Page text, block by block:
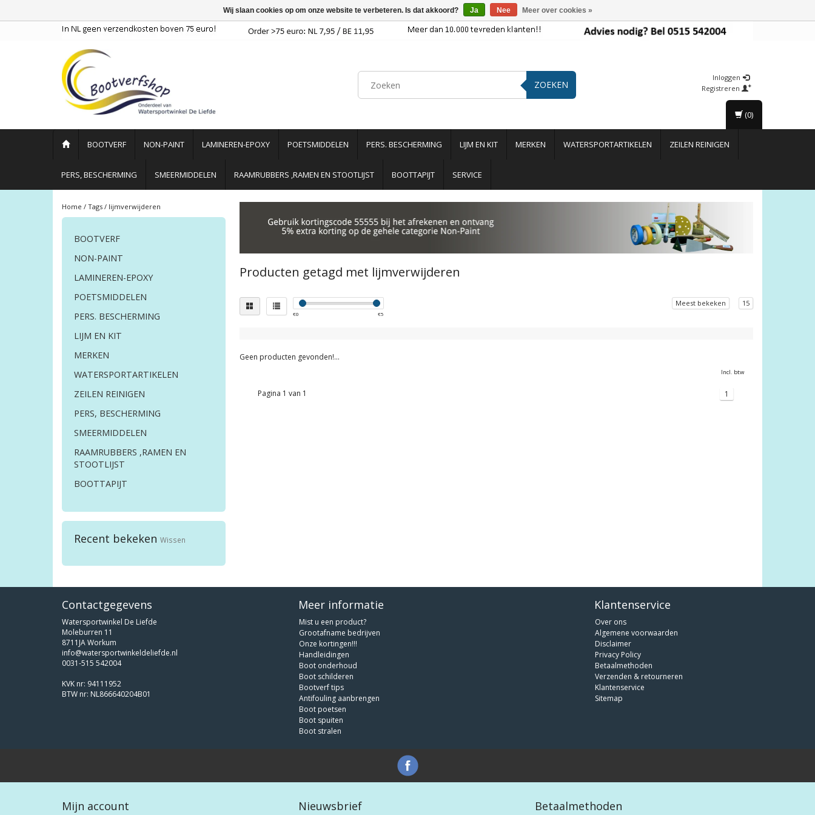
ZOEKEN
Inloggen
Registreren
BOOTVERF NON-PAINT LAMINEREN-EPOXY POETSMIDDELEN PERS. BESCHERMING LIJM EN KIT MERKEN WATERSPORTARTIKELEN ZEILEN REINIGEN
PERS, BESCHERMING SMEERMIDDELEN RAAMRUBBERS ,RAMEN EN STOOTLIJST BOOTTAPIJT SERVICE
(0)
Home / Tags / lijmverwijderen
BOOTVERF
NON-PAINT
LAMINEREN-EPOXY
POETSMIDDELEN
PERS. BESCHERMING
LIJM EN KIT
MERKEN
WATERSPORTARTIKELEN
ZEILEN REINIGEN
PERS, BESCHERMING
SMEERMIDDELEN
RAAMRUBBERS ,RAMEN EN
STOOTLIJST
BOOTTAPIJT
Recent bekeken Wissen
Producten getagd met lijmverwijderen
€0 €5
Meest bekeken 15
Geen producten gevonden!...
Incl. btw
Pagina 1 van 1 1
Contactgegevens
Watersportwinkel De Liefde
Moleburren 11
8711JA Workum
info@watersportwinkeldeliefde.nl
0031-515 542004
KVK nr: 94111952
BTW nr: NL866640204B01
Meer informatie
Mist u een product?
Grootafname bedrijven
Onze kortingen!!!
Handleidingen
Boot onderhoud
Boot schilderen
Bootverf tips
Antifouling aanbrengen
Boot poetsen
Boot spuiten
Boot stralen
Klantenservice
Over ons
Algemene voorwaarden
Disclaimer
Privacy Policy
Betaalmethoden
Verzenden & retourneren
Klantenservice
Sitemap
Mijn account Nieuwsbrief Betaalmethoden
Wij slaan cookies op om onze website te verbeteren. Is dat akkoord? Ja Nee Meer over cookies »